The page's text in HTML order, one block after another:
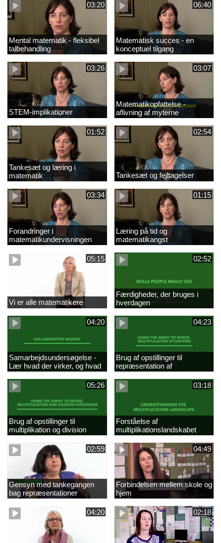
03:20
Mental matematik - fleksibel
talbehandling
06:40
Matematisk succes - en
konceptuel tilgang
03:26
STEM-implikationer
03:07
Matematikopfattelse -
aflivning af myterne
01:52
Tankesæt og læring i
matematik
02:54
Tankesæt og fejltagelser
03:34
Forandringer i
matematikundervisningen
01:15
Læring på tid og
matematikangst
05:15
Vi er alle matematikere
02:52
Færdigheder, der bruges i
hverdagen
04:20
Samarbejdsundersøgelse -
Lær hvad der virker, og hvad
der ikke gør
04:23
Brug af opstillinger til
repræsentation af
multiplikationer
05:26
Brug af opstillinger til
multiplikation og division
03:18
Forståelse af
multiplikationslandskabet
02:59
Gensyn med tankegangen
bag repræsentationer
04:49
Forbindelsen mellem skole og
hjem
04:20 02:18